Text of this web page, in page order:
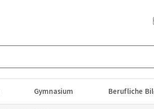
Gymnasium Berufliche